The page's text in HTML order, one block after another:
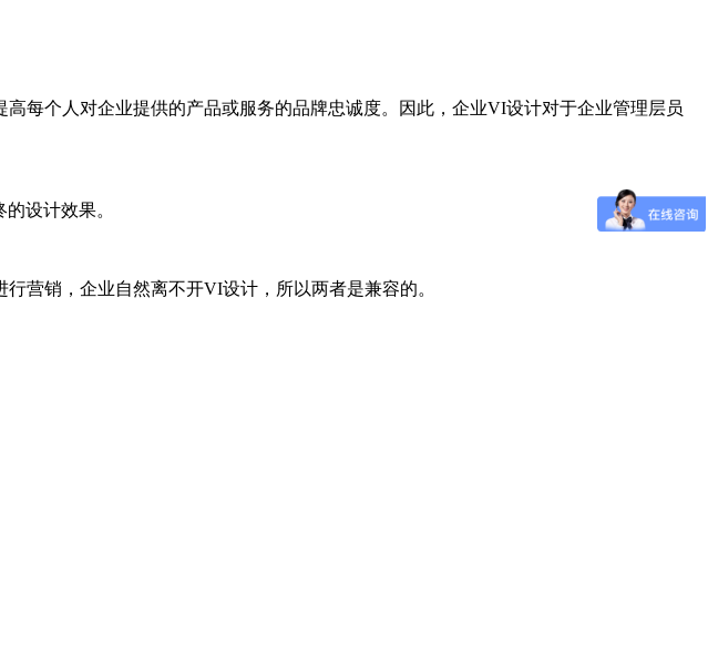
个人对企业提供的产品或服务的品牌忠诚度。因此，企业VI设计对于企业管理层员
设计效果。
销，企业自然离不开VI设计，所以两者是兼容的。